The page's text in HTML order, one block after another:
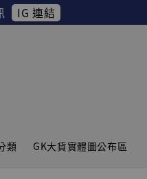
IG 連結
類 GK大貨實體圖公布區